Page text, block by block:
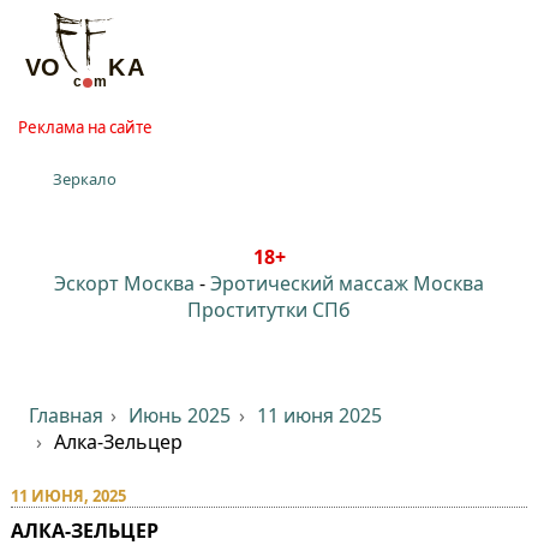
Реклама на сайте
Зеркало
18+
Эскорт Москва -Эротический массаж Москва
Проститутки СПб
Главная Июнь 2025
11 июня 2025
Алка-Зельцер
11 ИЮНЯ, 2025
АЛКА-ЗЕЛЬЦЕР